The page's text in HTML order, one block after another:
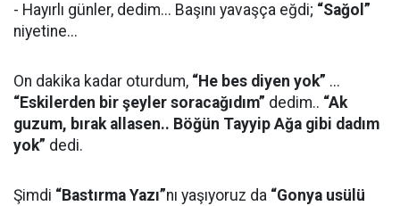
- Hayırlı günler, dedim... Başını yavaşça eğdi; “Sağol”
niyetine...
On dakika kadar oturdum, “He bes diyen yok” ...
“Eskilerden bir şeyler soracağıdım” dedim.. “Ak
guzum, bırak allasen.. Böğün Tayyip Ağa gibi dadım
yok” dedi.
Şimdi “Bastırma Yazı”nı yaşıyoruz da “Gonya usülü